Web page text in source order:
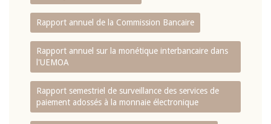
Rapport annuel de la Commission Bancaire
Rapport annuel sur la monétique interbancaire dans
l'UEMOA
Rapport semestriel de surveillance des services de
paiement adossés à la monnaie électronique